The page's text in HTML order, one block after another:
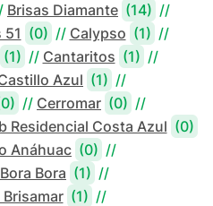
Brisas Diamante (14) //
51 (0) // Calypso (1) //
(1) // Cantaritos (1) //
Azul (1) //
// Cerromar (0) //
Residencial Costa Azul (0)
Anáhuac (0) //
Bora (1) //
(1) //